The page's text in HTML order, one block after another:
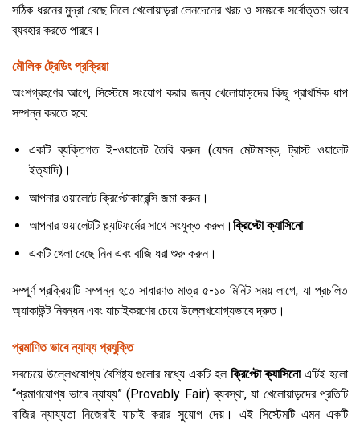
সঠিক ধরনের মুদ্রা বেছে নিলে খেলোয়াড়রা লেনদেনের খরচ ও সময়কে সর্বোত্তম ভাবে
ব্যবহার করতে পারবে।
মৌলিক ট্রেডিং প্রক্রিয়া
অংশগ্রহণের আগে, সিস্টেমে সংযোগ করার জন্য খেলোয়াড়দের কিছু প্রাথমিক ধাপ
সম্পন্ন করতে হবে:
একটি ব্যক্তিগত ই-ওয়ালেট তৈরি করুন (যেমন মেটামাস্ক, ট্রাস্ট ওয়ালেট
ইত্যাদি)।
আপনার ওয়ালেটে ক্রিপ্টোকারেন্সি জমা করুন।
আপনার ওয়ালেটটি প্ল্যাটফর্মের সাথে সংযুক্ত করুন। ক্রিপ্টো ক্যাসিনো
একটি খেলা বেছে নিন এবং বাজি ধরা শুরু করুন।
সম্পূর্ণ প্রক্রিয়াটি সম্পন্ন হতে সাধারণত মাত্র ৫-১০ মিনিট সময় লাগে, যা প্রচলিত
অ্যাকাউন্ট নিবন্ধন এবং যাচাইকরণের চেয়ে উল্লেখযোগ্যভাবে দ্রুত।
প্রমাণিত ভাবে ন্যায্য প্রযুক্তি
সবচেয়ে উল্লেখযোগ্য বৈশিষ্ট্য গুলোর মধ্যে একটি হল ক্রিপ্টো ক্যাসিনোএটিই হলো
“প্রমাণযোগ্য ভাবে ন্যায্য” (Provably Fair) ব্যবস্থা, যা খেলোয়াড়দের প্রতিটি
বাজির ন্যায্যতা নিজেরাই যাচাই করার সুযোগ দেয়। এই সিস্টেমটি এমন একটি